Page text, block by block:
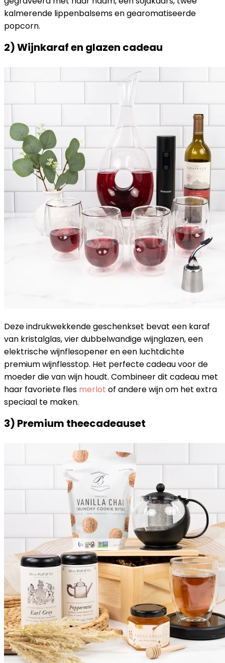
kalmerende lippenbalsems en gearomatiseerde
popcorn.
2) Wijnkaraf en glazen cadeau
Deze indrukwekkende geschenkset bevat een karaf
van kristalglas, vier dubbelwandige wijnglazen, een
elektrische wijnflesopener en een luchtdichte
premium wijnflesstop. Het perfecte cadeau voor de
moeder die van wijn houdt. Combineer dit cadeau met
haar favoriete fles merlot of andere wijn om het extra
speciaal te maken.
3) Premium theecadeauset